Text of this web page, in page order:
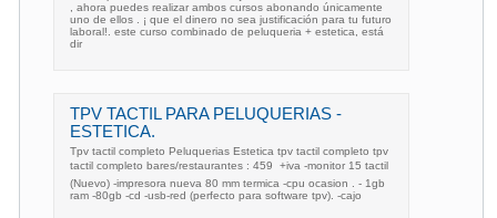
, ahora puedes realizar ambos cursos abonando únicamente
uno de ellos . ¡ que el dinero no sea justificación para tu futuro
laboral!. este curso combinado de peluqueria + estetica, está
dir
TPV TACTIL PARA PELUQUERIAS -
ESTETICA.
Tpv tactil completo Peluquerias Estetica tpv tactil completo tpv
tactil completo bares/restaurantes : 459  +iva -monitor 15 tactil
(Nuevo) -impresora nueva 80 mm termica -cpu ocasion . - 1gb
ram -80gb -cd -usb-red (perfecto para software tpv). -cajo